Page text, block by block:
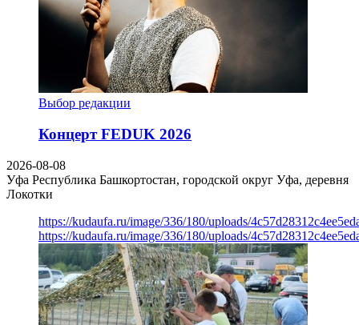
Выбор редакции
Концерт FEDUK 2026
2026-08-08
Уфа Республика Башкортостан, городской округ Уфа, деревня
Локотки
https://kudaufa.ru/image/336/180/uploads/
https://kudaufa.ru/image/336/180/uploads/